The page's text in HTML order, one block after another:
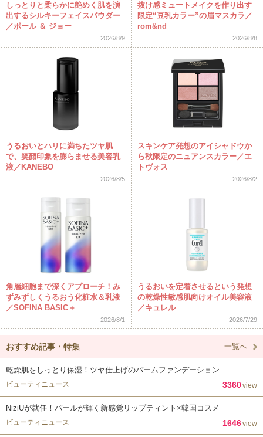
しっとりと柔らかに艶めく肌を演
出するシルキーフェイスパウダー
／ポール ＆ ジョー
2026/8/9
抜け感ミュートメイクを作り出す
限定“豆乳カラー”の眉マスカラ／
rom&nd
2026/8/8
うるおいとハリに満ちたツヤ肌
で、笑顔印象を膨らませる美容乳
液／KANEBO
2026/8/5
スキンケア発想のアイシャドウか
ら秋限定のニュアンスカラー／エ
トヴォス
2026/8/2
角層細胞まで深くアプローチ！み
ずみずしくうるおう化粧水＆乳液
／SOFINA BASIC＋
2026/8/1
うるおいを定着させるという発想
の乾燥性敏感肌向けオイル美容液
／キュレル
2026/7/29
おすすめ記事・特集 一覧へ
乾燥肌をしっとり保湿！ツヤ仕上げのバームファンデーション
ビューティニュース 3360view
NiziUが就任！パールが輝く新感覚リップティント×韓国コスメ
ビューティニュース 1646view